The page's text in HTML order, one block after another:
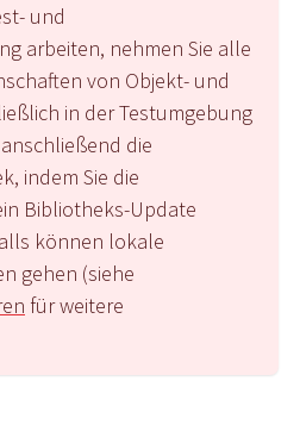
und
arbeiten, nehmen Sie alle
von Objekt- und
in der Testumgebung
die
indem Sie die
Bibliotheks-Update
können lokale
gehen (siehe
für weitere